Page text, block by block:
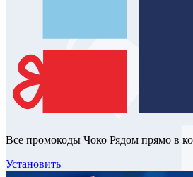
Все промокоды Чоко Рядом прямо в
Установить